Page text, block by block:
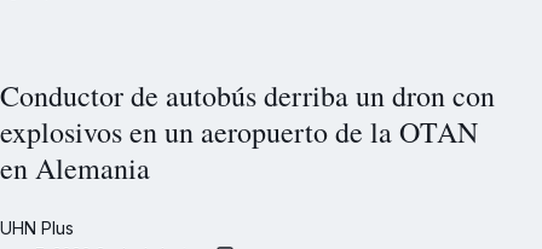
Conductor de autobús derriba un dron con
explosivos en un aeropuerto de la OTAN
en Alemania
UHN Plus